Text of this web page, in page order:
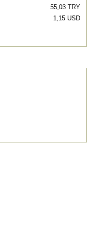
55,03 TRY
1,15 USD